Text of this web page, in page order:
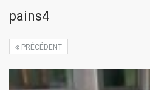
pains4
PRÉCÉDENT